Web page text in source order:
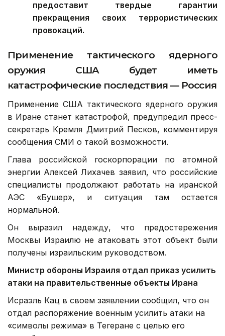
предоставит твердые гарантии
прекращения своих террористических
провокаций.
Применение тактического ядерного
оружия США будет иметь
катастрофические последствия — Россия
Применение США тактического ядерного оружия
в Иране станет катастрофой, предупредил пресс-
секретарь Кремля Дмитрий Песков, комментируя
сообщения СМИ о такой возможности.
Глава российской госкорпорации по атомной
энергии Алексей Лихачев заявил, что российские
специалисты продолжают работать на иранской
АЭС «Бушер», и ситуация там остается
нормальной.
Он выразил надежду, что предостережения
Москвы Израилю не атаковать этот объект были
получены израильским руководством.
Министр обороны Израиля отдал приказ усилить
атаки на правительственные объекты Ирана
Исраэль Кац в своем заявлении сообщил, что он
отдал распоряжение военным усилить атаки на
«символы режима» в Тегеране с целью его